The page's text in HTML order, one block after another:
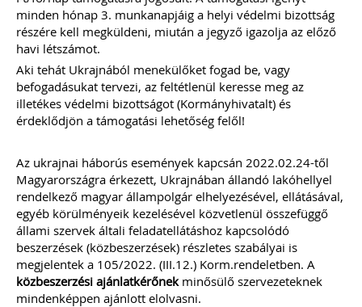
minden hónap 3. munkanapjáig a helyi védelmi bizottság
részére kell megküldeni, miután a jegyző igazolja az előző
havi létszámot.
Aki tehát Ukrajnából menekülőket fogad be, vagy
befogadásukat tervezi, az feltétlenül keresse meg az
illetékes védelmi bizottságot (Kormányhivatalt) és
érdeklődjön a támogatási lehetőség felől!
Az ukrajnai háborús események kapcsán 2022.02.24-től
Magyarországra érkezett, Ukrajnában állandó lakóhellyel
rendelkező magyar állampolgár elhelyezésével, ellátásával,
egyéb körülményeik kezelésével közvetlenül összefüggő
állami szervek általi feladatellátáshoz kapcsolódó
beszerzések (közbeszerzések) részletes szabályai is
megjelentek a 105/2022. (III.12.) Korm.rendeletben. A
közbeszerzési ajánlatkérőnekminősülő szervezeteknek
mindenképpen ajánlott elolvasni.